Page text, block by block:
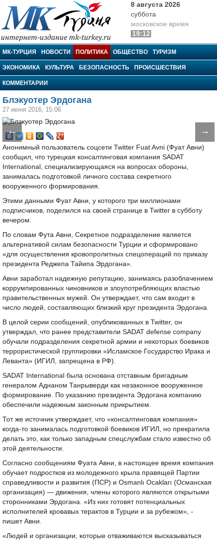
МК-Турция
8 августа 2026
суббота
московское время
19:12
МК-ТУРЦИЯ НОВОСТИ ПОЛИТИКА ОБЩЕСТВО ТУРИЗМ
ЭКОНОМИКА КУЛЬТУРА БЕЗОПАСНОСТЬ ПРОИСШЕСТВИЯ
КОММЕНТАРИИ
Блэкуотер Эрдогана
27 июня 2016, 15:06
← →
Анонимный пользователь соцсети Twitter Fuat Avni (Фуат Авни)
сообщил, что турецкая консалтинговая компания SADAT
International, специализирующаяся на вопросах обороны,
занималась подготовкой личного состава секретного
вооруженного формирования.
Этими данными Фуат Авни, у которого три миллионами
подписчиков, поделился на своей странице в Twitter в субботу
вечером.
По словам Фута Авни, Секретное подразделение является
альтернативой силам безопасности Турции и сформировано
«для осуществления кровопролитных спецопераций по приказу
президента Реджепа Тайипа Эрдогана».
Авни заработал надежную репутацию, занимаясь разоблачением
коррумпированных чиновников и злоупотребляющих властью
правительственных мужей. Он утверждает, что сам входит в
число людей, составляющих близкий круг президента Эрдогана.
В целой серии сообщений, опубликованных в Twitter, он
утверждал, что ранее представители SADAT defense company
обучали подразделения секретной армии и некоторых боевиков
террористической группировки «Исламское Государство Ирака и
Леванта» (ИГИЛ, запрещена в РФ).
SADAT International была основана отставным бригадным
генералом Аднаном Танрыверди как незаконное вооруженное
формирование. По указанию президента Эрдогана компанию
обеспечили надежным законным прикрытием.
Тот же источник утверждает, что «консалтинговая компания»
когда-то занималась подготовкой боевиков ИГИЛ, но прекратила
делать это, как только западным спецслужбам стало известно об
этой деятельности.
Согласно сообщениям Фуата Авни, в настоящее время компания
обучает подростков из молодежного крыла правящей Партии
справедливости и развития (ПСР) и Osmanlı Ocakları (Османская
организация) — движения, члены которого являются открытыми
сторонниками Эрдогана. «Из них готовят потенциальных
исполнителей кровавых терактов в Турции и за рубежом», -
пишет Авни.
«Людей и организации, которые отваживаются высказываться